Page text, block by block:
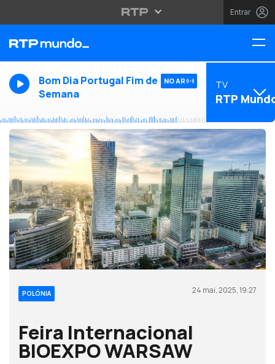
Entrar
Bom Dia Portugal Fim de
Semana
NO AR TV
RTP
POLÓNIA 24 mai, 2025, 19:27
Feira Internacional
BIOEXPO WARSAW